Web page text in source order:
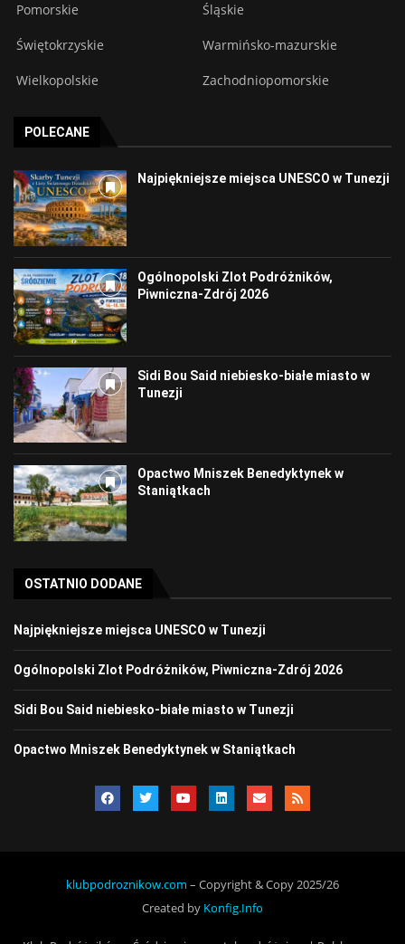
Pomorskie Śląskie
Świętokrzyskie Warmińsko-mazurskie
Wielkopolskie Zachodniopomorskie
POLECANE
Najpiękniejsze miejsca UNESCO w Tunezji
Ogólnopolski Zlot Podróżników,
Piwniczna-Zdrój 2026
Sidi Bou Said niebiesko-białe miasto w
Tunezji
Opactwo Mniszek Benedyktynek w
Staniątkach
OSTATNIO DODANE
Najpiękniejsze miejsca UNESCO w Tunezji
Ogólnopolski Zlot Podróżników, Piwniczna-Zdrój 2026
Sidi Bou Said niebiesko-białe miasto w Tunezji
Opactwo Mniszek Benedyktynek w Staniątkach
klubpodroznikow.com – Copyright & Copy 2025/26
Created by Konfig.Info